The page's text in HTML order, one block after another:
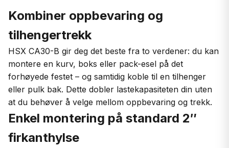
Kombiner oppbevaring og
tilhengertrekk
HSX CA30-B gir deg det beste fra to verdener: du kan
montere en kurv, boks eller pack-esel på det
forhøyede festet – og samtidig koble til en tilhenger
eller pulk bak. Dette dobler lastekapasiteten din uten
at du behøver å velge mellom oppbevaring og trekk.
Enkel montering på standard 2″
firkanthylse